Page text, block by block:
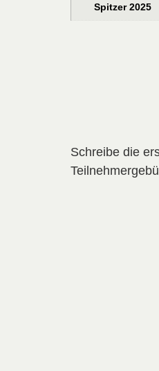
Spitzer 2025
Schreibe die